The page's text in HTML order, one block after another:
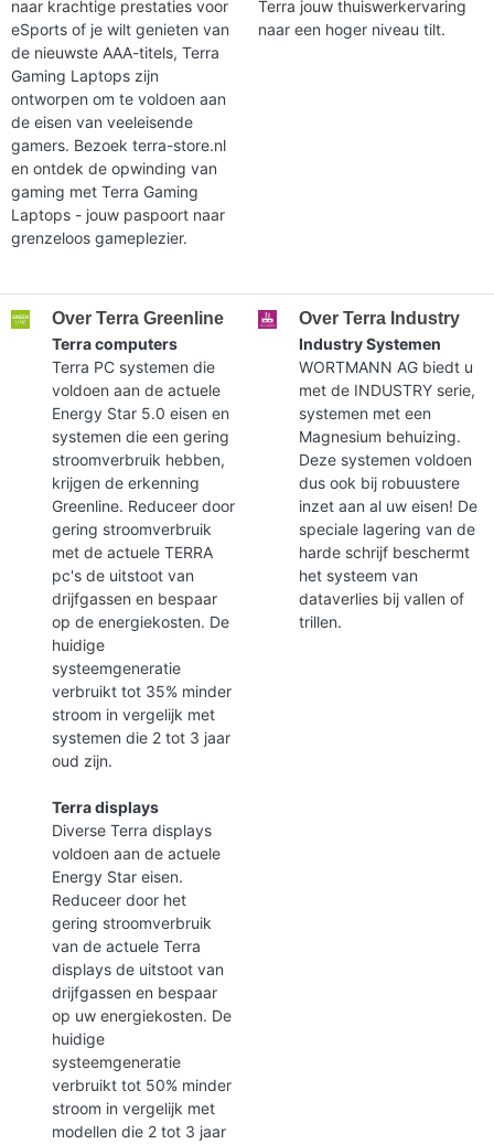
naar krachtige prestaties voor
eSports of je wilt genieten van
de nieuwste AAA-titels, Terra
Gaming Laptops zijn
ontworpen om te voldoen aan
de eisen van veeleisende
gamers. Bezoek terra-store.nl
en ontdek de opwinding van
gaming met Terra Gaming
Laptops - jouw paspoort naar
grenzeloos gameplezier.
Terra jouw thuiswerkervaring
naar een hoger niveau tilt.
Over Terra Greenline
Terra computers
Terra PC systemen die
voldoen aan de actuele
Energy Star 5.0 eisen en
systemen die een gering
stroomverbruik hebben,
krijgen de erkenning
Greenline. Reduceer door
gering stroomverbruik
met de actuele TERRA
pc's de uitstoot van
drijfgassen en bespaar
op de energiekosten. De
huidige
systeemgeneratie
verbruikt tot 35% minder
stroom in vergelijk met
systemen die 2 tot 3 jaar
oud zijn.
Terra displays
Diverse Terra displays
voldoen aan de actuele
Energy Star eisen.
Reduceer door het
gering stroomverbruik
van de actuele Terra
displays de uitstoot van
drijfgassen en bespaar
op uw energiekosten. De
huidige
systeemgeneratie
verbruikt tot 50% minder
stroom in vergelijk met
modellen die 2 tot 3 jaar
Over Terra Industry
Industry Systemen
WORTMANN AG biedt u
met de INDUSTRY serie,
systemen met een
Magnesium behuizing.
Deze systemen voldoen
dus ook bij robuustere
inzet aan al uw eisen! De
speciale lagering van de
harde schrijf beschermt
het systeem van
dataverlies bij vallen of
trillen.